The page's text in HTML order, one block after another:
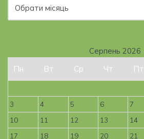
Серпень 2026
Пн
Вт Ср Чт Пт
3
4 5 6 7
10
11 12 13 14
17
18 19 20 21